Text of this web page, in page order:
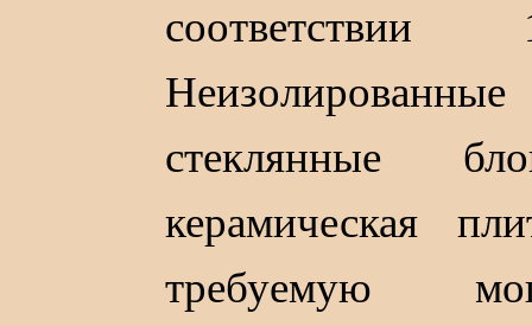
стеклянные
керамическая
требуемую